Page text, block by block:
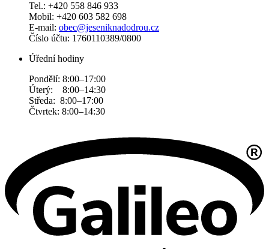
Tel.: +420 558 846 933
Mobil: +420 603 582 698
E-mail: obec@jeseniknadodrou.cz
Číslo účtu: 1760110389/0800
Úřední hodiny
Pondělí: 8:00–17:00
Úterý: 8:00–14:30
Středa: 8:00–17:00
Čtvrtek: 8:00–14:30